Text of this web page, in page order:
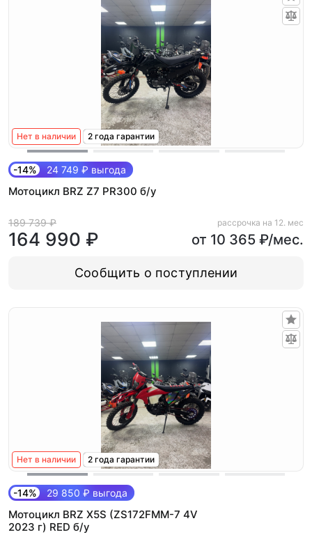
Нет в наличии 2 года гарантии
-14% 24 749 ₽ выгода
Мотоцикл BRZ Z7 PR300 б/у
189 739 ₽
164 990 ₽
рассрочка на 12. мес
от 10 365 ₽/мес.
Сообщить о поступлении
Нет в наличии 2 года гарантии
-14% 29 850 ₽ выгода
Мотоцикл BRZ X5S (ZS172FMM-7 4V
2023 г) RED б/у